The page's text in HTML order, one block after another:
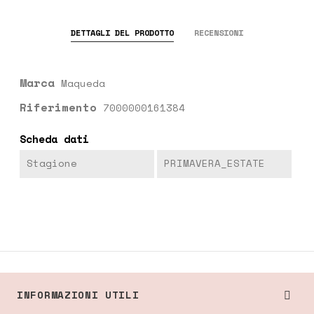
DETTAGLI DEL PRODOTTO RECENSIONI
Marca Maqueda
Riferimento 7000000161384
Scheda dati
Stagione PRIMAVERA_ESTATE
INFORMAZIONI UTILI 